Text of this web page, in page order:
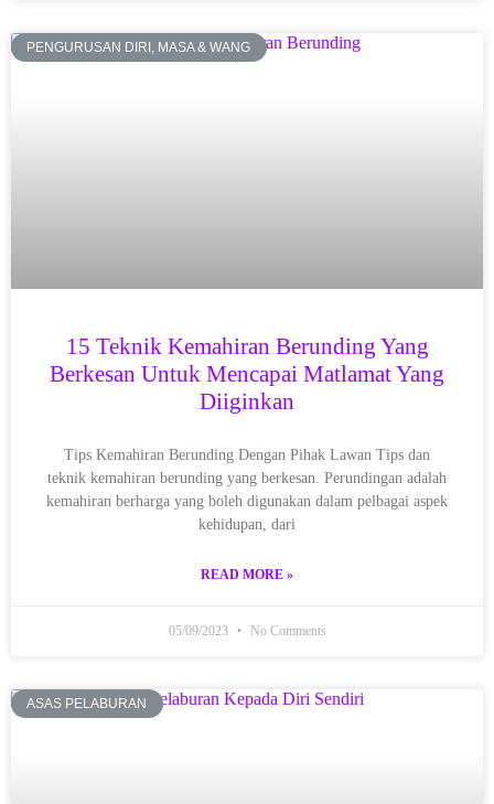
PENGURUSAN DIRI, MASA & WANG
15 Teknik Kemahiran Berunding Yang
Berkesan Untuk Mencapai Matlamat Yang
Diiginkan
Tips Kemahiran Berunding Dengan Pihak Lawan Tips dan
teknik kemahiran berunding yang berkesan. Perundingan adalah
kemahiran berharga yang boleh digunakan dalam pelbagai aspek
kehidupan, dari
READ MORE »
05/09/2023 No Comments
ASAS PELABURAN